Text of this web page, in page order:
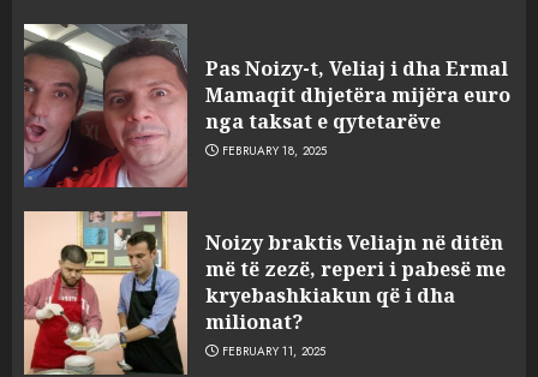
Pas Noizy-t, Veliaj i dha Ermal
Mamaqit dhjetëra mijëra euro
nga taksat e qytetarëve
FEBRUARY 18, 2025
Noizy braktis Veliajn në ditën
më të zezë, reperi i pabesë me
kryebashkiakun që i dha
milionat?
FEBRUARY 11, 2025
3
sulmuan “One Albania”,
ngjarja u fsheh. A u vodhën
serverat?
MARCH 25, 2025